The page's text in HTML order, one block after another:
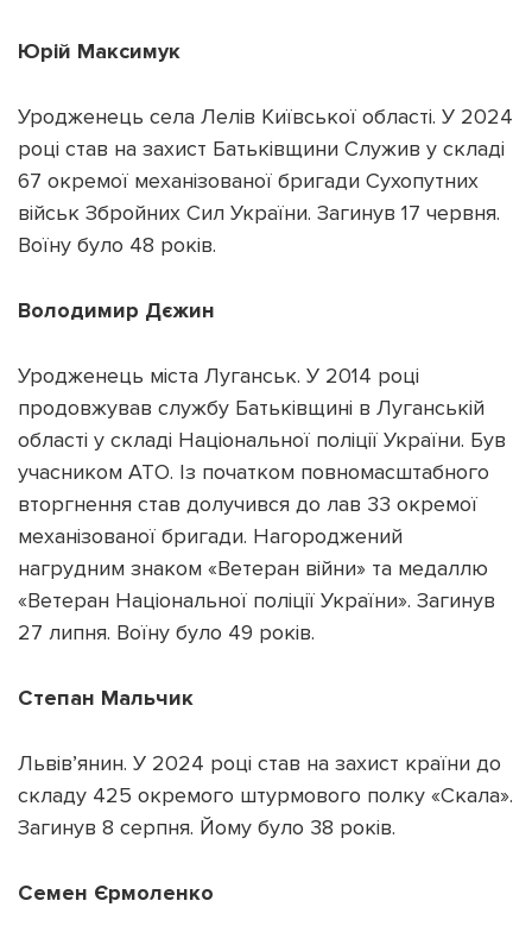
Юрій Максимук
Уродженець села Лелів Київської області. У 2024
році став на захист Батьківщини Служив у складі
67 окремої механізованої бригади Сухопутних
військ Збройних Сил України. Загинув 17 червня.
Воїну було 48 років.
Володимир Дєжин
Уродженець міста Луганськ. У 2014 році
продовжував службу Батьківщині в Луганській
області у складі Національної поліції України. Був
учасником АТО. Із початком повномасштабного
вторгнення став долучився до лав 33 окремої
механізованої бригади. Нагороджений
нагрудним знаком «Ветеран війни» та медаллю
«Ветеран Національної поліції України». Загинув
27 липня. Воїну було 49 років.
Степан Мальчик
Львів’янин. У 2024 році став на захист країни до
складу 425 окремого штурмового полку «Скала».
Загинув 8 серпня. Йому було 38 років.
Семен Єрмоленко